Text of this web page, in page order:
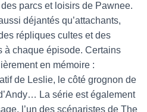
parcs et loisirs de Pawnee.
déjantés qu’attachants,
répliques cultes et des
à chaque épisode. Certains
en mémoire :
de Leslie, le côté grognon de
La série est également
l’un des scénaristes de The